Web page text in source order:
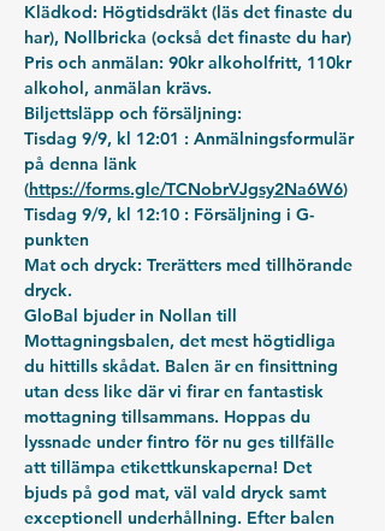
Klädkod: Högtidsdräkt (läs det finaste du
har), Nollbricka (också det finaste du har)
Pris och anmälan: 90kr alkoholfritt, 110kr
alkohol, anmälan krävs.
Biljettsläpp och försäljning:
Tisdag 9/9, kl 12:01 : Anmälningsformulär
på denna länk
(https://forms.gle/TCNobrVJgsy2Na6W6)
Tisdag 9/9, kl 12:10 : Försäljning i G-
punkten
Mat och dryck: Trerätters med tillhörande
dryck.
GloBal bjuder in Nollan till
Mottagningsbalen, det mest högtidliga
du hittills skådat. Balen är en finsittning
utan dess like där vi firar en fantastisk
mottagning tillsammans. Hoppas du
lyssnade under fintro för nu ges tillfälle
att tillämpa etikettkunskaperna! Det
bjuds på god mat, väl vald dryck samt
exceptionell underhållning. Efter balen